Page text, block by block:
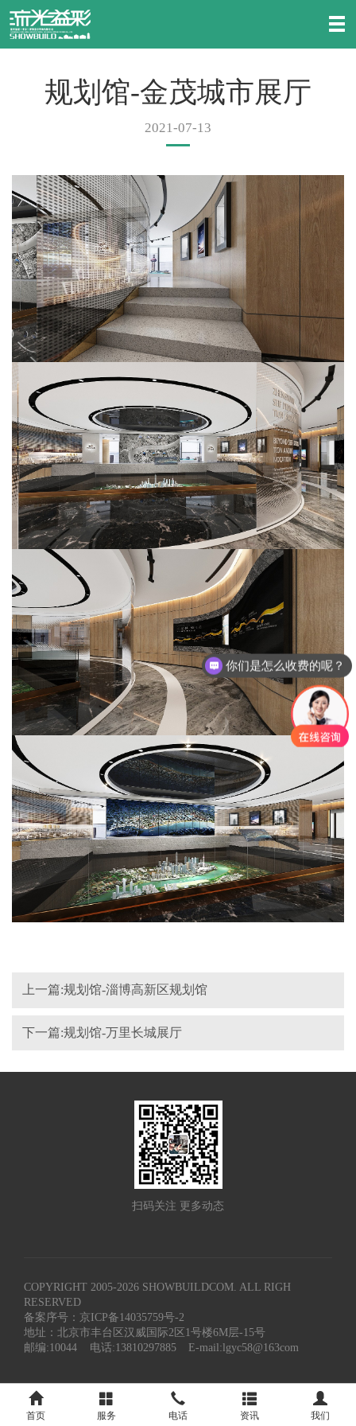
规划馆-金茂城市展厅
2021-07-13
上一篇:规划馆-淄博高新区规划馆
下一篇:规划馆-万里长城展厅
扫码关注 更多动态
COPYRIGHT 2005-2026 SHOWBUILDCOM. ALL RIGH
RESERVED
备案序号：京ICP备14035759号-2
地址：北京市丰台区汉威国际2区1号楼6M层-15号
邮编:10044
电话:13810297885 E-mail:lgyc58@163com
首页 服务 电话 资讯 我们
你们是怎么收费的呢？